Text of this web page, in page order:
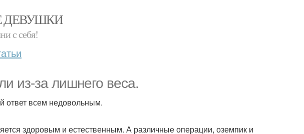
ДЕВУШКИ
с себя!
из-за лишнего веса.
ответ всем недовольным.
здоровым и естественным. А различные операции, оземпик и